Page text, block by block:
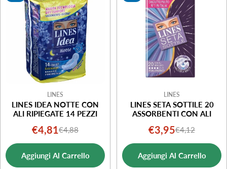
LINES
LINES IDEA NOTTE CON
ALI RIPIEGATE 14 PEZZI
Prezzo
di
vendita
€4,81Prezzo
normale
€4,88
Aggiungi Al Carrello
LINES
LINES SETA SOTTILE 20
ASSORBENTI CON ALI
Prezzo
di
vendita
€3,95Prezzo
normale
€4,12
Aggiungi Al Carrello